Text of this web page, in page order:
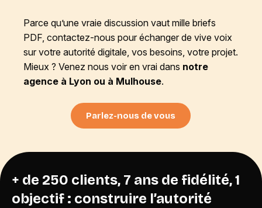
Parce qu’une vraie discussion vaut mille briefs
PDF, contactez-nous pour échanger de vive voix
sur votre autorité digitale, vos besoins, votre projet.
Mieux ? Venez nous voir en vrai dans notre
agence à Lyon ou à Mulhouse.
Parlez-nous de vous
+ de 250 clients, 7 ans de fidélité, 1
objectif : construire l’autorité